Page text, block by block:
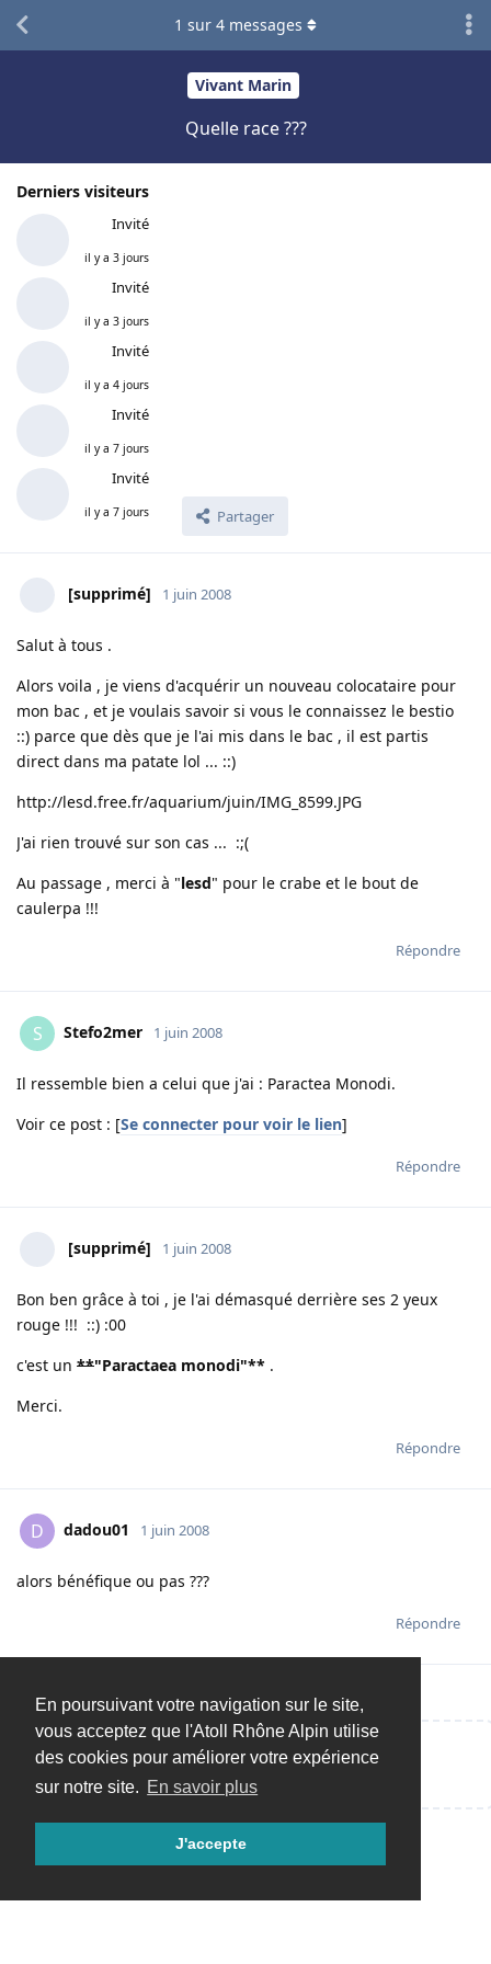
En poursuivant votre navigation sur le site,
vous acceptez que l'Atoll Rhône Alpin utilise
des cookies pour améliorer votre expérience
sur notre site. En savoir plus
J'accepte
Vivant Marin
Quelle race ???
Derniers visiteurs
Invité
il y a 3 jours
Invité
il y a 3 jours
Invité
il y a 4 jours
Invité
il y a 7 jours
Invité
il y a 7 jours Partager
1 sur 4 messages
[supprimé] 1 juin 2008
Salut à tous .
Alors voila , je viens d'acquérir un nouveau colocataire pour
mon bac , et je voulais savoir si vous le connaissez le bestio
::) parce que dès que je l'ai mis dans le bac , il est partis
direct dans ma patate lol ... ::)
http://lesd.free.fr/aquarium/juin/IMG_8599.JPG
J'ai rien trouvé sur son cas ... :;(
Au passage , merci à "lesd" pour le crabe et le bout de
caulerpa !!!
Répondre
S Stefo2mer 1 juin 2008
Il ressemble bien a celui que j'ai : Paractea Monodi.
Voir ce post : [Se connecter pour voir le lien]
Répondre
[supprimé] 1 juin 2008
Bon ben grâce à toi , je l'ai démasqué derrière ses 2 yeux
rouge !!! ::) :00
c'est un **"Paractaea monodi"** .
Merci.
Répondre
D dadou01 1 juin 2008
alors bénéfique ou pas ???
Répondre
Répondre…